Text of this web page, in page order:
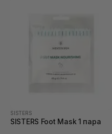
SISTERS
SISTERS Foot Mask 1 пара